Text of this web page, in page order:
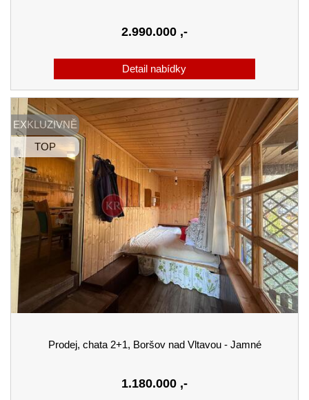
2.990.000 ,-
EXKLUZIVNĚ
TOP
Prodej, chata 2+1, Boršov nad Vltavou - Jamné
1.180.000 ,-